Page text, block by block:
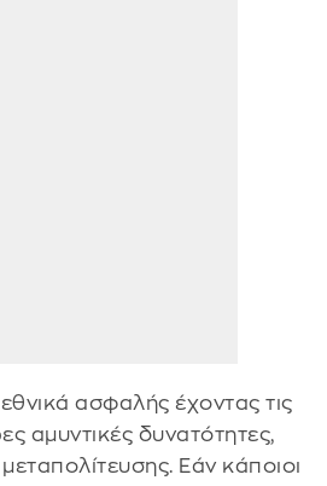
ασφαλής έχοντας τις
αμυντικές δυνατότητες,
Εάν κάποιοι